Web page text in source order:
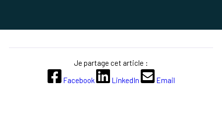
Je partage cet article :
Facebook
LinkedIn Email